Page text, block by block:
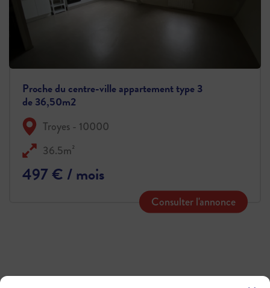
Proche du centre-ville appartement type 3
de 36,50m2
Troyes - 10000
36.5m²
497 € / mois
Consulter l'annonce